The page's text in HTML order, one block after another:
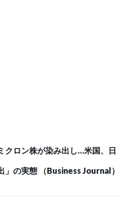
クロン株が染み出し…米国、日
」の実態 （Business Journal）